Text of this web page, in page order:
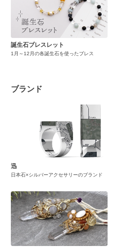
誕生石ブレスレット
1月～12月の各誕生石を使ったブレス
ブランド
迅
日本石×シルバーアクセサリーのブランド